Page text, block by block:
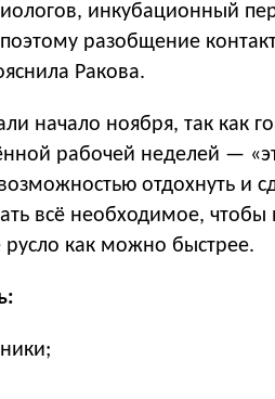
инкубационный
разобщение
Ракова.
начало ноября, так как
рабочей неделей —
отдохнуть и
всё необходимое, чтобы
как можно быстрее.